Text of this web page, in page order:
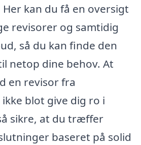
kan du få en oversigt
revisorer og samtidig
så du kan finde den
netop dine behov. At
en revisor fra
blot give dig ro i
sikre, at du træffer
baseret på solid